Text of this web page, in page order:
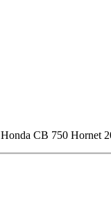
CB 750 Hornet